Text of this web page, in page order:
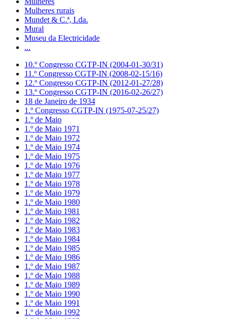
Mulheres rurais
Mundet & C.ª, Lda.
Mural
Museu da Electricidade
...
10.º Congresso CGTP-IN (2004-01-30/31)
11.º Congresso CGTP-IN (2008-02-15/16)
12.º Congresso CGTP-IN (2012-01-27/28)
13.º Congresso CGTP-IN (2016-02-26/27)
18 de Janeiro de 1934
1.º Congresso CGTP-IN (1975-07-25/27)
1.º de Maio
1.º de Maio 1971
1.º de Maio 1972
1.º de Maio 1974
1.º de Maio 1975
1.º de Maio 1976
1.º de Maio 1977
1.º de Maio 1978
1.º de Maio 1979
1.º de Maio 1980
1.º de Maio 1981
1.º de Maio 1982
1.º de Maio 1983
1.º de Maio 1984
1.º de Maio 1985
1.º de Maio 1986
1.º de Maio 1987
1.º de Maio 1988
1.º de Maio 1989
1.º de Maio 1990
1.º de Maio 1991
1.º de Maio 1992